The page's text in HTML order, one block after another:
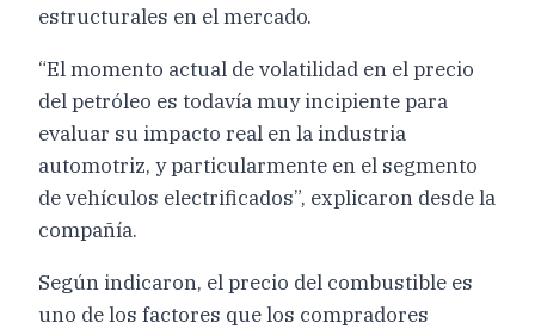
estructurales en el mercado.
“El momento actual de volatilidad en el precio
del petróleo es todavía muy incipiente para
evaluar su impacto real en la industria
automotriz, y particularmente en el segmento
de vehículos electrificados”, explicaron desde la
compañía.
Según indicaron, el precio del combustible es
uno de los factores que los compradores